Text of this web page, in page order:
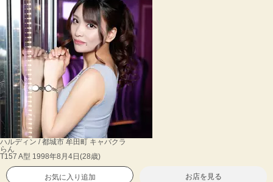
ハルディン / 都城市 牟田町 キャバクラ
らん
T157 A型 1998年8月4日(28歳)
お気に入り追加 お店を見る